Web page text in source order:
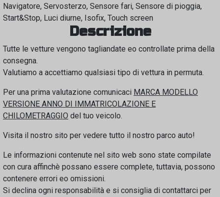
Navigatore, Servosterzo, Sensore fari, Sensore di pioggia,
Start&Stop, Luci diurne, Isofix, Touch screen
Descrizione
Tutte le vetture vengono tagliandate eo controllate prima della
consegna.
Valutiamo a accettiamo qualsiasi tipo di vettura in permuta.
Per una prima valutazione comunicaci MARCA MODELLO
VERSIONE ANNO DI IMMATRICOLAZIONE E
CHILOMETRAGGIO del tuo veicolo.
Visita il nostro sito per vedere tutto il nostro parco auto!
Le informazioni contenute nel sito web sono state compilate
con cura affinchè possano essere complete, tuttavia, possono
contenere errori eo omissioni.
Si declina ogni responsabilità e si consiglia di contattarci per